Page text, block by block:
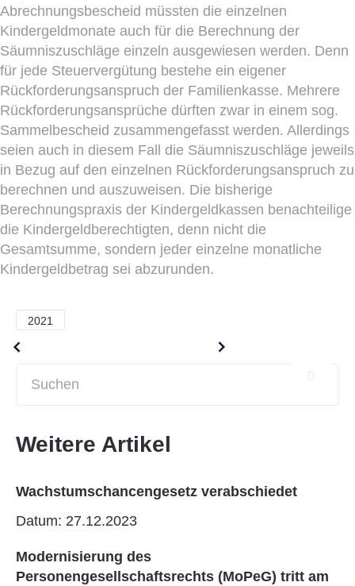
Abrechnungsbescheid müssten die einzelnen
Kindergeldmonate auch für die Berechnung der
Säumniszuschläge einzeln ausgewiesen werden. Denn
für jede Steuervergütung bestehe ein eigener
Rückforderungsanspruch der Familienkasse. Mehrere
Rückforderungsansprüche dürften zwar in einem sog.
Sammelbescheid zusammengefasst werden. Allerdings
seien auch in diesem Fall die Säumniszuschläge jeweils
in Bezug auf den einzelnen Rückforderungsanspruch zu
berechnen und auszuweisen. Die bisherige
Berechnungspraxis der Kindergeldkassen benachteilige
die Kindergeldberechtigten, denn nicht die
Gesamtsumme, sondern jeder einzelne monatliche
Kindergeldbetrag sei abzurunden.
2021
Weitere Artikel
Wachstumschancengesetz verabschiedet
Datum: 27.12.2023
Modernisierung des
Personengesellschaftsrechts (MoPeG) tritt am